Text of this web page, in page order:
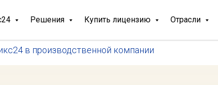
Решения Купить лицензию Отрасли
в производственной компании